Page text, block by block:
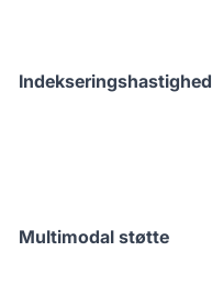
Indekseringshastighed
Multimodal støtte